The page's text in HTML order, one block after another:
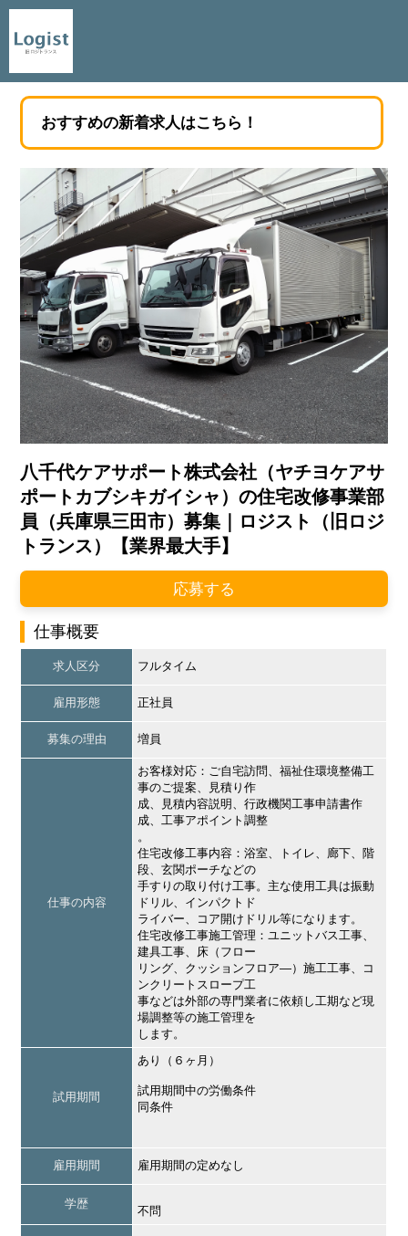
おすすめの新着求人はこちら！
八千代ケアサポート株式会社（ヤチヨケアサ
ポートカブシキガイシャ）の住宅改修事業部
員（兵庫県三田市）募集｜ロジスト（旧ロジ
トランス）【業界最大手】
応募する
仕事概要
求人区分 フルタイム
雇用形態 正社員
募集の理由 増員
仕事の内容
お客様対応：ご自宅訪問、福祉住環境整備工
事のご提案、見積り作
成、見積内容説明、行政機関工事申請書作
成、工事アポイント調整
。
住宅改修工事内容：浴室、トイレ、廊下、階
段、玄関ポーチなどの
手すりの取り付け工事。主な使用工具は振動
ドリル、インパクトド
ライバー、コア開けドリル等になります。
住宅改修工事施工管理：ユニットバス工事、
建具工事、床（フロー
リング、クッションフロア―）施工工事、コ
ンクリートスロープ工
事などは外部の専門業者に依頼し工期など現
場調整等の施工管理を
します。
試用期間
あり（６ヶ月）
試用期間中の労働条件
同条件
雇用期間 雇用期間の定めなし
学歴
不問